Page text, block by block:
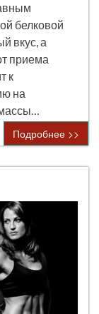
белковой
вкус, а
приема
к
на
Подробнее >>